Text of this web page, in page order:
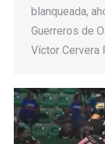
blanqueada,
Guerreros de
Víctor Cervera